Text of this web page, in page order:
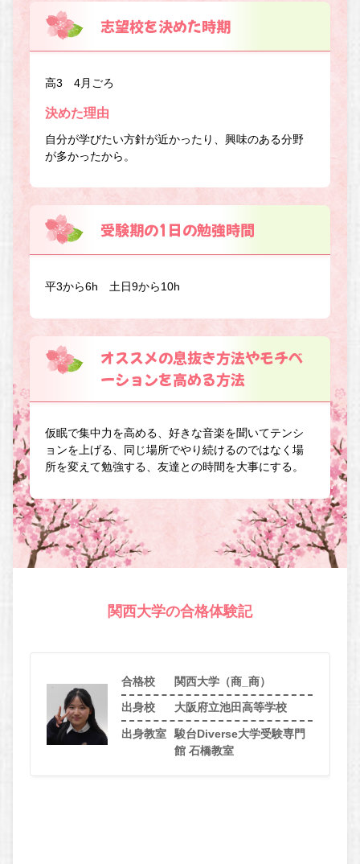
志望校を決めた時期
高3 4月ごろ
決めた理由
自分が学びたい方針が近かったり、興味のある分野
が多かったから。
受験期の1日の勉強時間
平3から6h 土日9から10h
オススメの息抜き方法やモチベ
ーションを高める方法
仮眠で集中力を高める、好きな音楽を聞いてテンシ
ョンを上げる、同じ場所でやり続けるのではなく場
所を変えて勉強する、友達との時間を大事にする。
関西大学の合格体験記
合格校 関西大学（商_商）
出身校 大阪府立池田高等学校
出身教室
駿台Diverse大学受験専門
館 石橋教室